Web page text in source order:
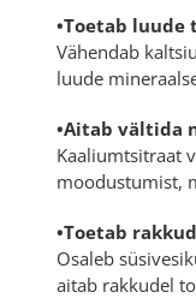
•Toetab luude
Vähendab
luude
•Aitab vältida
Kaaliumtsitraat
moodustumist,
•Toetab
Osaleb
aitab rakkudel